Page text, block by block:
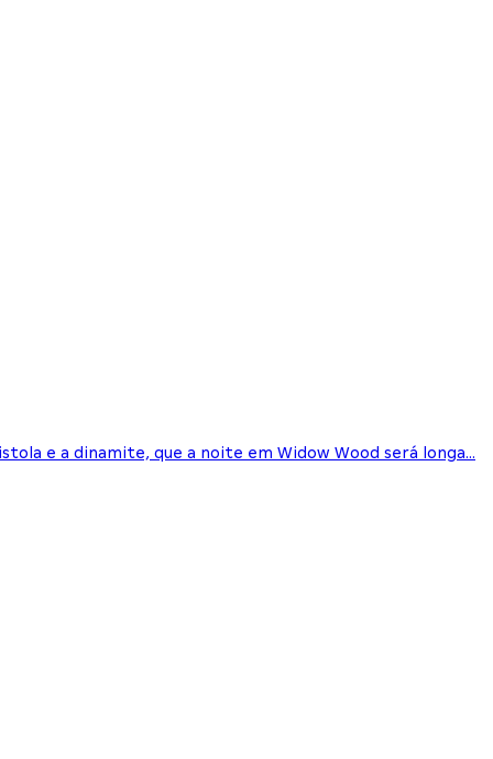
e a dinamite, que a noite em Widow Wood será longa...